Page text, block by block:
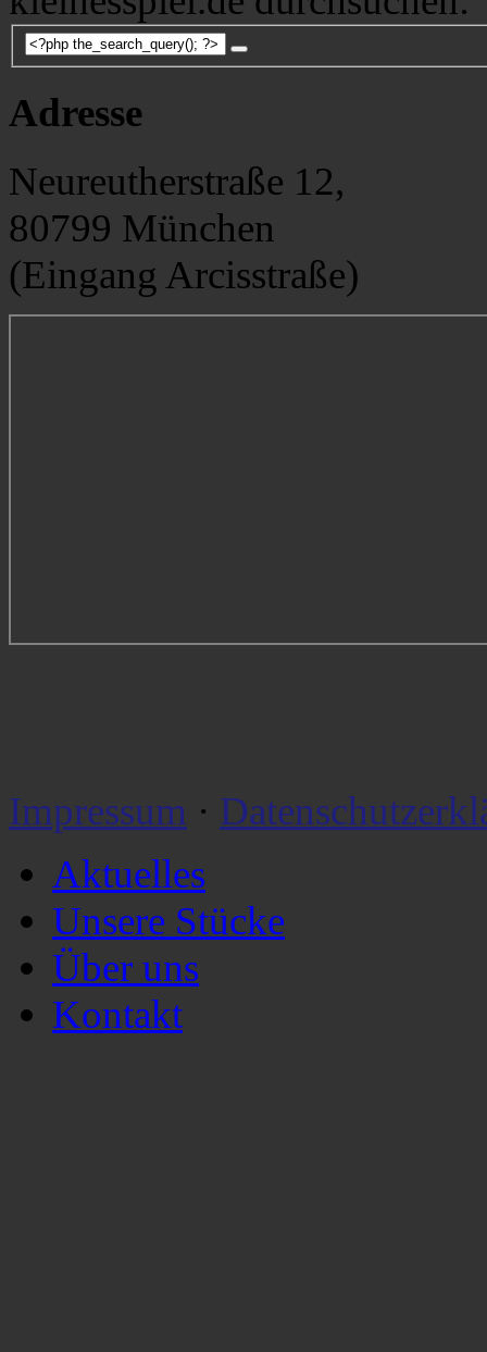
Adresse
Neureutherstraße 12,
80799 München
(Eingang Arcisstraße)
Impressum ·
Aktuelles
Unsere Stücke
Über uns
Kontakt